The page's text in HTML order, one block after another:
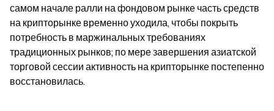
самом начале ралли на фондовом рынке часть средств
на крипторынке временно уходила, чтобы покрыть
потребность в маржинальных требованиях
традиционных рынков; по мере завершения азиатской
торговой сессии активность на крипторынке постепенно
восстановилась.